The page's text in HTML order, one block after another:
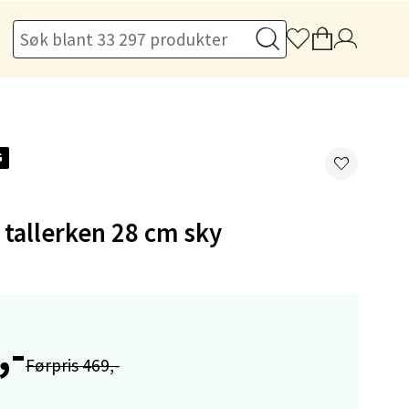
tallerken 28 cm sky
Førpris 469,-